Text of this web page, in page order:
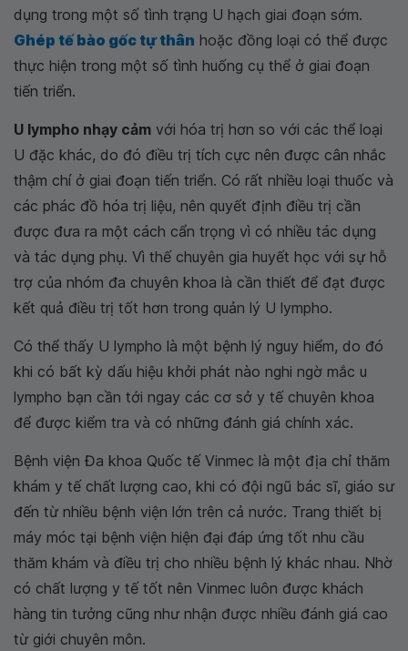
dụng trong một số tình trạng U hạch giai đoạn sớm.
Ghép tế bào gốc tự thân hoặc đồng loại có thể được
thực hiện trong một số tình huống cụ thể ở giai đoạn
tiến triển.
U lympho nhạy cảm với hóa trị hơn so với các thể loại
U đặc khác, do đó điều trị tích cực nên được cân nhắc
thậm chí ở giai đoạn tiến triển. Có rất nhiều loại thuốc và
các phác đồ hóa trị liệu, nên quyết định điều trị cần
được đưa ra một cách cẩn trọng vì có nhiều tác dụng
và tác dụng phụ. Vì thế chuyên gia huyết học với sự hỗ
trợ của nhóm đa chuyên khoa là cần thiết để đạt được
kết quả điều trị tốt hơn trong quản lý U lympho.
Có thể thấy U lympho là một bệnh lý nguy hiểm, do đó
khi có bất kỳ dấu hiệu khởi phát nào nghi ngờ mắc u
lympho bạn cần tới ngay các cơ sở y tế chuyên khoa
để được kiểm tra và có những đánh giá chính xác.
Bệnh viện Đa khoa Quốc tế Vinmec là một địa chỉ thăm
khám y tế chất lượng cao, khi có đội ngũ bác sĩ, giáo sư
đến từ nhiều bệnh viện lớn trên cả nước. Trang thiết bị
máy móc tại bệnh viện hiện đại đáp ứng tốt nhu cầu
thăm khám và điều trị cho nhiều bệnh lý khác nhau. Nhờ
có chất lượng y tế tốt nên Vinmec luôn được khách
hàng tin tưởng cũng như nhận được nhiều đánh giá cao
từ giới chuyên môn.